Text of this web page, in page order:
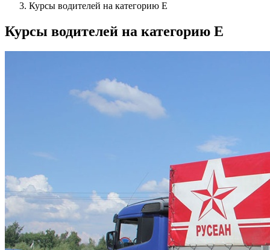
Курсы водителей на категорию Е
Курсы водителей на категорию Е